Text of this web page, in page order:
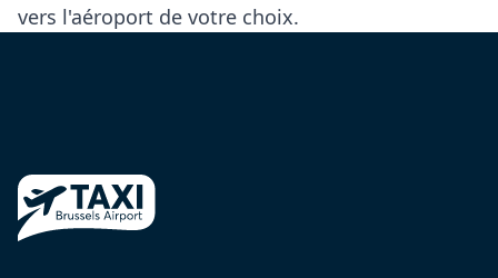
vers l'aéroport de votre choix.